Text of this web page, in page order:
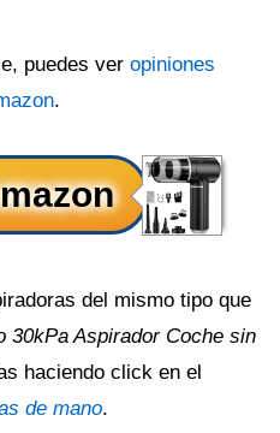
puedes ver opiniones
.
del mismo tipo que
30kPa Aspirador Coche sin
haciendo click en el
de mano.